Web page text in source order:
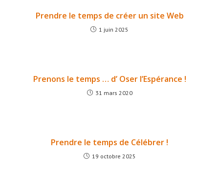
Prendre le temps de créer un site Web
1 juin 2025
Prenons le temps … d’ Oser l’Espérance !
31 mars 2020
Prendre le temps de Célébrer !
19 octobre 2025